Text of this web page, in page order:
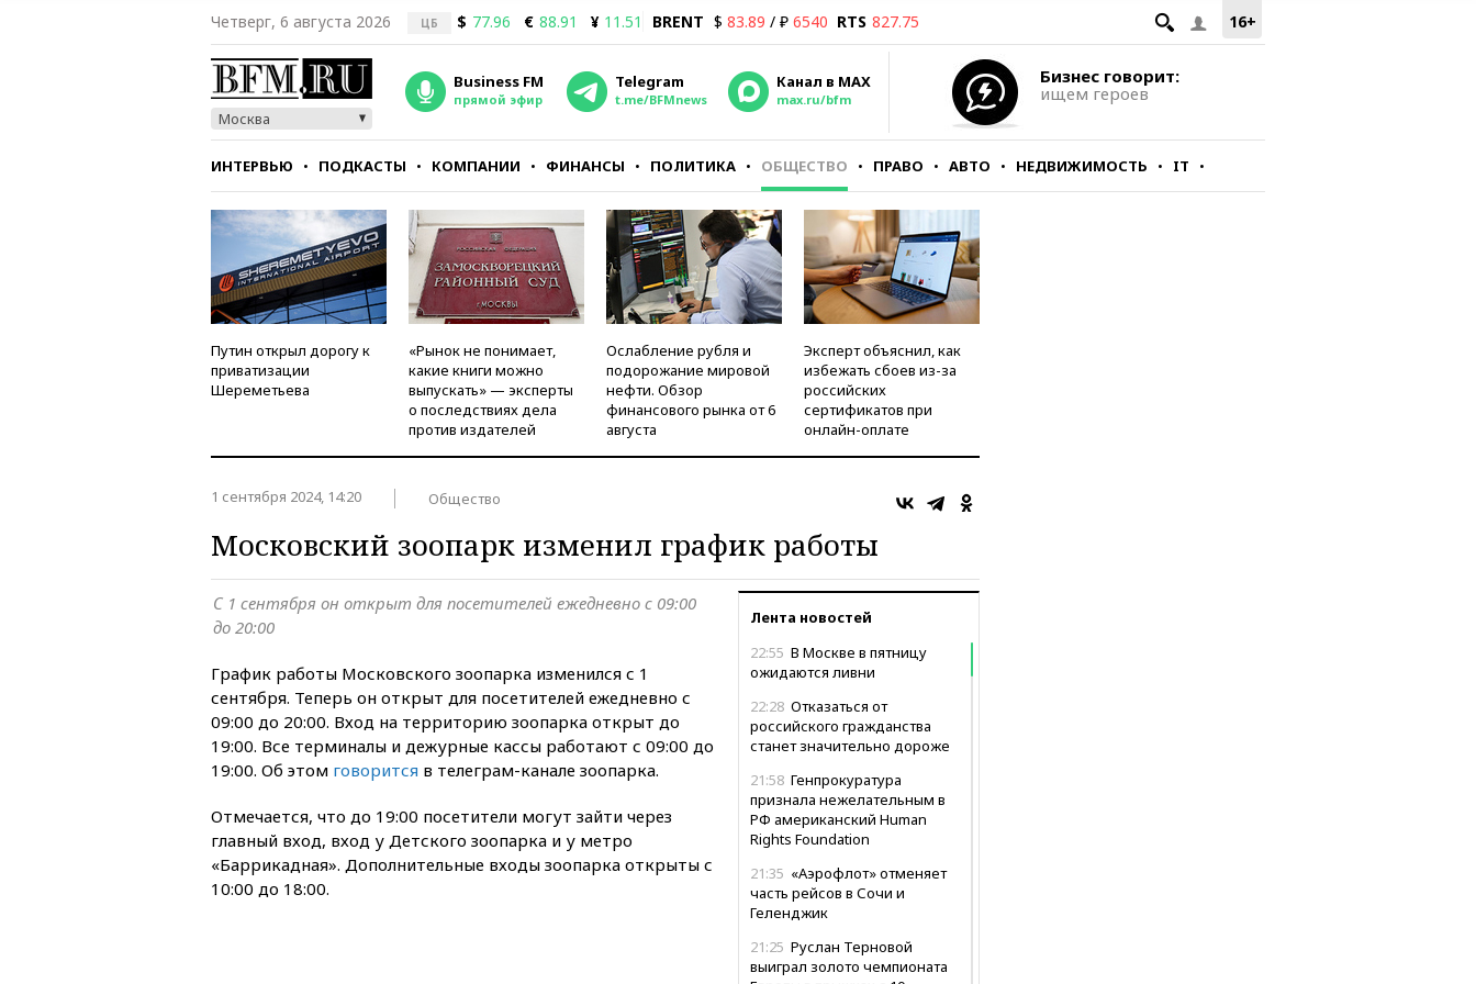
16+
Четверг, 6 августа 2026 ЦБ $ 77.96 € 88.91 ¥ 11.51 BRENT $ 83.89 / ₽ 6540 RTS 827.75
Москва
Business FM
прямой эфир
Telegram
t.me/BFMnews
Канал в MAX
max.ru/bfm
Бизнес говорит:
ищем героев
ИНТЕРВЬЮ ПОДКАСТЫ КОМПАНИИ ФИНАНСЫ ПОЛИТИКА ОБЩЕСТВО ПРАВО АВТО НЕДВИЖИМОСТЬ IT
СТИЛЬ ТЕСТЫ
Путин открыл дорогу к
приватизации
Шереметьева
«Рынок не понимает,
какие книги можно
выпускать» — эксперты
о последствиях дела
против издателей
Ослабление рубля и
подорожание мировой
нефти. Обзор
финансового рынка от 6
августа
Эксперт объяснил, как
избежать сбоев из-за
российских
сертификатов при
онлайн-оплате
1 сентября 2024, 14:20 Общество
Московский зоопарк изменил график работы
Лента новостей
22:55 В Москве в пятницу
ожидаются ливни
22:28 Отказаться от
российского гражданства
станет значительно дороже
21:58 Генпрокуратура
признала нежелательным в
РФ американский Human
Rights Foundation
21:35 «Аэрофлот» отменяет
часть рейсов в Сочи и
Геленджик
21:25 Руслан Терновой
выиграл золото чемпионата
С 1 сентября он открыт для посетителей ежедневно с 09:00
до 20:00
График работы Московского зоопарка изменился с 1
сентября. Теперь он открыт для посетителей ежедневно с
09:00 до 20:00. Вход на территорию зоопарка открыт до
19:00. Все терминалы и дежурные кассы работают с 09:00 до
19:00. Об этом говорится в телеграм-канале зоопарка.
Отмечается, что до 19:00 посетители могут зайти через
главный вход, вход у Детского зоопарка и у метро
«Баррикадная». Дополнительные входы зоопарка открыты с
10:00 до 18:00.